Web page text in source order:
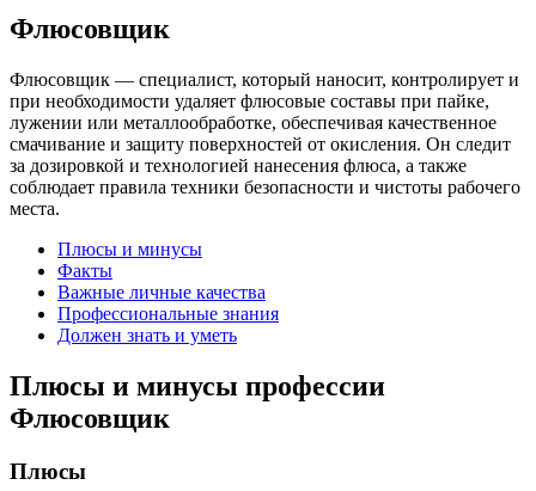
Флю­сов­щик
Флюсовщик — специалист, который наносит, контролирует и
при необходимости удаляет флюсовые составы при пайке,
лужении или металлообработке, обеспечивая качественное
смачивание и защиту поверхностей от окисления. Он следит
за дозировкой и технологией нанесения флюса, а также
соблюдает правила техники безопасности и чистоты рабочего
места.
Плюсы и минусы
Факты
Важные личные качества
Профессиональные знания
Должен знать и уметь
Плюсы и минусы профессии
Флюсовщик
Плюсы